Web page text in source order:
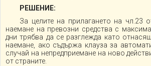
РЕШЕНИЕ:
За целите на прилагането на чл.23
наемане на превозни средства с
дни трябва да се разглежда като
наемане, ако съдържа клауза за
случай на непредприемане на ново
от страните.